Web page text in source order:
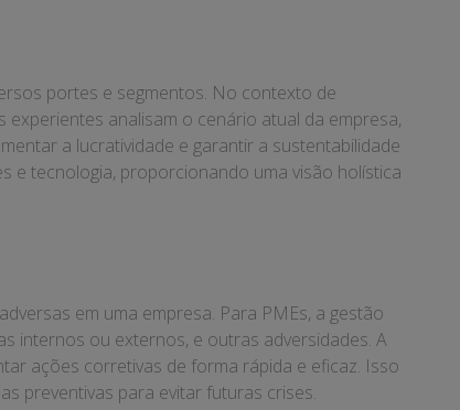
portes e segmentos. No contexto de
analisam o cenário atual da empresa,
a lucratividade e garantir a sustentabilidade
e tecnologia, proporcionando uma visão holística
em uma empresa. Para PMEs, a gestão
internos ou externos, e outras adversidades. A
ações corretivas de forma rápida e eficaz. Isso
preventivas para evitar futuras crises.